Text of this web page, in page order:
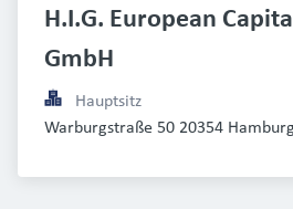
H.I.G. European
GmbH
Hauptsitz
Warburgstraße 50 20354